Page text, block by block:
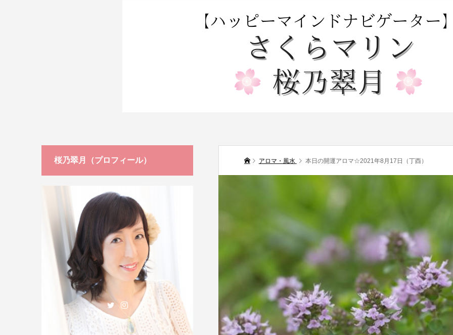
アロマ・風水 本日の開運アロマ☆2021年8月17日（丁酉）
桜乃翠月（プロフィール）